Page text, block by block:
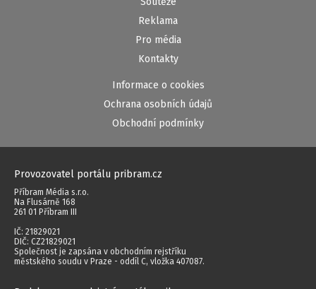
Reklama
Pro média
Kontakty
Informace o cookies
Ochrana osobních údajů
Obchodní podmínky
Provozovatel portálu pribram.cz
Příbram Média s.r.o.
Na Flusárně 168
261 01 Příbram III
IČ: 21829021
DIČ: CZ21829021
Společnost je zapsána v obchodním rejstříku
městského soudu v Praze - oddíl C, vložka 407087.